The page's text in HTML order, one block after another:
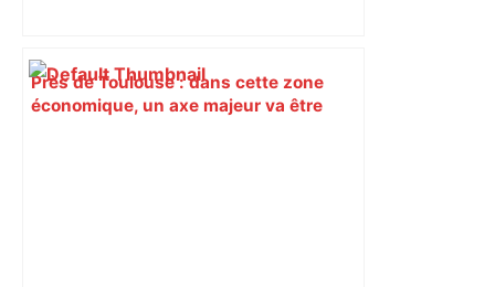
Près de Toulouse : dans cette zone
économique, un axe majeur va être